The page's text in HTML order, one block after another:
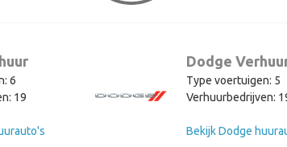
6
19
Dodge
Type voertuigen: 5
Verhuurbedrijven:
Bekijk Dodge